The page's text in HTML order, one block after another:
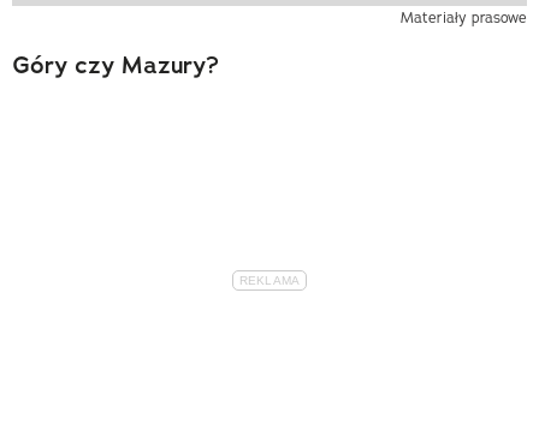
Materiały prasowe
Góry czy Mazury?